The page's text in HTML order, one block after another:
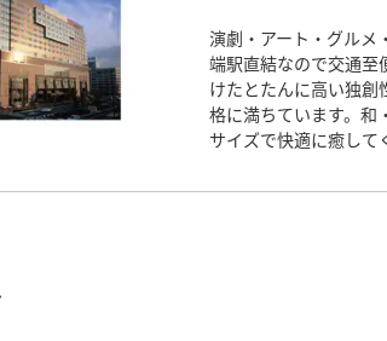
演劇・アート・グルメ
端駅直結なので交通至
けたとたんに高い独創
格に満ちています。和
サイズで快適に癒して